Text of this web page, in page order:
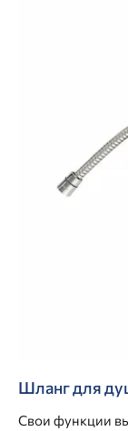
Шланг для
Свои функции